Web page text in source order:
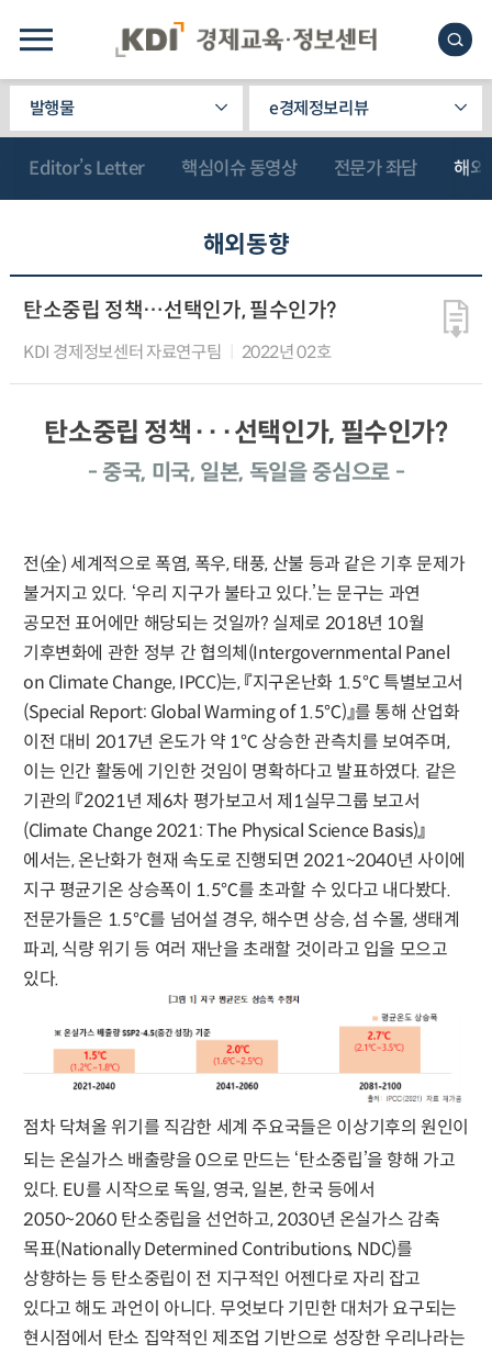
발행물 e경제정보리뷰
Editor’s Letter 핵심이슈 동영상 전문가 좌담 해외
해외동향
탄소중립 정책…선택인가, 필수인가?
KDI 경제정보센터 자료연구팀 2022년 02호
탄소중립 정책···선택인가, 필수인가?
- 중국, 미국, 일본, 독일을 중심으로 -
전(全) 세계적으로 폭염, 폭우, 태풍, 산불 등과 같은 기후 문제가
불거지고 있다. ‘우리 지구가 불타고 있다.’는 문구는 과연
공모전 표어에만 해당되는 것일까? 실제로 2018년 10월
기후변화에 관한 정부 간 협의체(Intergovernmental Panel
on Climate Change, IPCC)는, 『지구온난화 1.5℃ 특별보고서
(Special Report: Global Warming of 1.5℃)』를 통해 산업화
이전 대비 2017년 온도가 약 1℃ 상승한 관측치를 보여주며,
이는 인간 활동에 기인한 것임이 명확하다고 발표하였다. 같은
기관의 『2021년 제6차 평가보고서 제1실무그룹 보고서
(Climate Change 2021: The Physical Science Basis)』
에서는, 온난화가 현재 속도로 진행되면 2021~2040년 사이에
지구 평균기온 상승폭이 1.5℃를 초과할 수 있다고 내다봤다.
전문가들은 1.5℃를 넘어설 경우, 해수면 상승, 섬 수몰, 생태계
파괴, 식량 위기 등 여러 재난을 초래할 것이라고 입을 모으고
있다.
점차 닥쳐올 위기를 직감한 세계 주요국들은 이상기후의 원인이
되는 온실가스 배출량을 0으로 만드는 ‘탄소중립’을 향해 가고
있다. EU를 시작으로 독일, 영국, 일본, 한국 등에서
2050~2060 탄소중립을 선언하고, 2030년 온실가스 감축
목표(Nationally Determined Contributions, NDC)를
상향하는 등 탄소중립이 전 지구적인 어젠다로 자리 잡고
있다고 해도 과언이 아니다. 무엇보다 기민한 대처가 요구되는
현시점에서 탄소 집약적인 제조업 기반으로 성장한 우리나라는